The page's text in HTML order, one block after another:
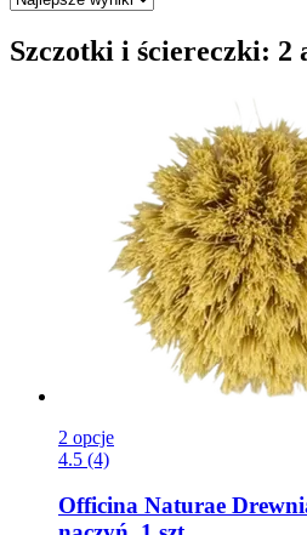
Szczotki i ściereczki: 2
2 opcje
4.5 (4)
Officina Naturae